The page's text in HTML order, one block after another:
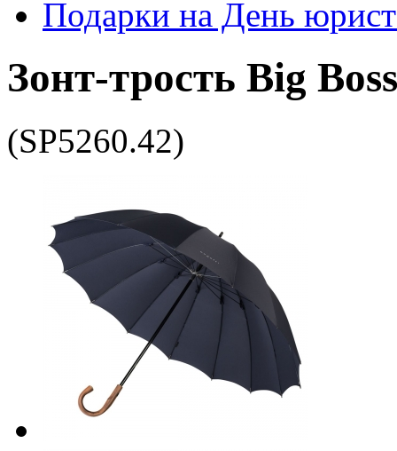
Подарки на День
Зонт-трость Big
(SP5260.42)